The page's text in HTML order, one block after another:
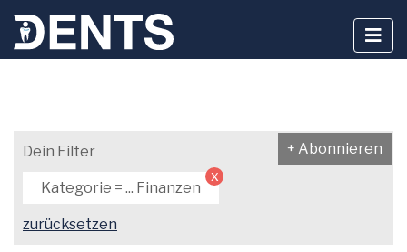
Inhalt
Dein Filter + Abonnieren
zurücksetzen
Kategorie = ... Finanzen
x